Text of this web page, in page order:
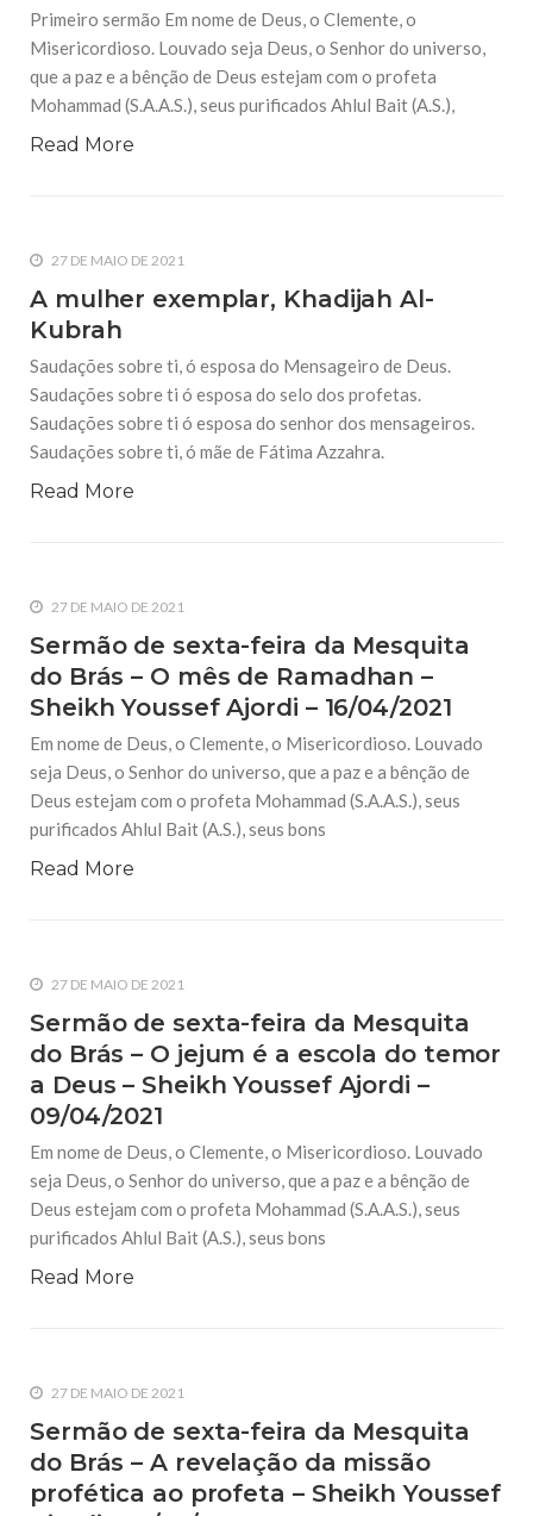
Primeiro sermão Em nome de Deus, o Clemente, o
Misericordioso. Louvado seja Deus, o Senhor do universo,
que a paz e a bênção de Deus estejam com o profeta
Mohammad (S.A.A.S.), seus purificados Ahlul Bait (A.S.),
Read More
27 DE MAIO DE 2021
A mulher exemplar, Khadijah Al-
Kubrah
Saudações sobre ti, ó esposa do Mensageiro de Deus.
Saudações sobre ti ó esposa do selo dos profetas.
Saudações sobre ti ó esposa do senhor dos mensageiros.
Saudações sobre ti, ó mãe de Fátima Azzahra.
Read More
27 DE MAIO DE 2021
Sermão de sexta-feira da Mesquita
do Brás – O mês de Ramadhan –
Sheikh Youssef Ajordi – 16/04/2021
Em nome de Deus, o Clemente, o Misericordioso. Louvado
seja Deus, o Senhor do universo, que a paz e a bênção de
Deus estejam com o profeta Mohammad (S.A.A.S.), seus
purificados Ahlul Bait (A.S.), seus bons
Read More
27 DE MAIO DE 2021
Sermão de sexta-feira da Mesquita
do Brás – O jejum é a escola do temor
a Deus – Sheikh Youssef Ajordi –
09/04/2021
Em nome de Deus, o Clemente, o Misericordioso. Louvado
seja Deus, o Senhor do universo, que a paz e a bênção de
Deus estejam com o profeta Mohammad (S.A.A.S.), seus
purificados Ahlul Bait (A.S.), seus bons
Read More
27 DE MAIO DE 2021
Sermão de sexta-feira da Mesquita
do Brás – A revelação da missão
profética ao profeta – Sheikh Youssef